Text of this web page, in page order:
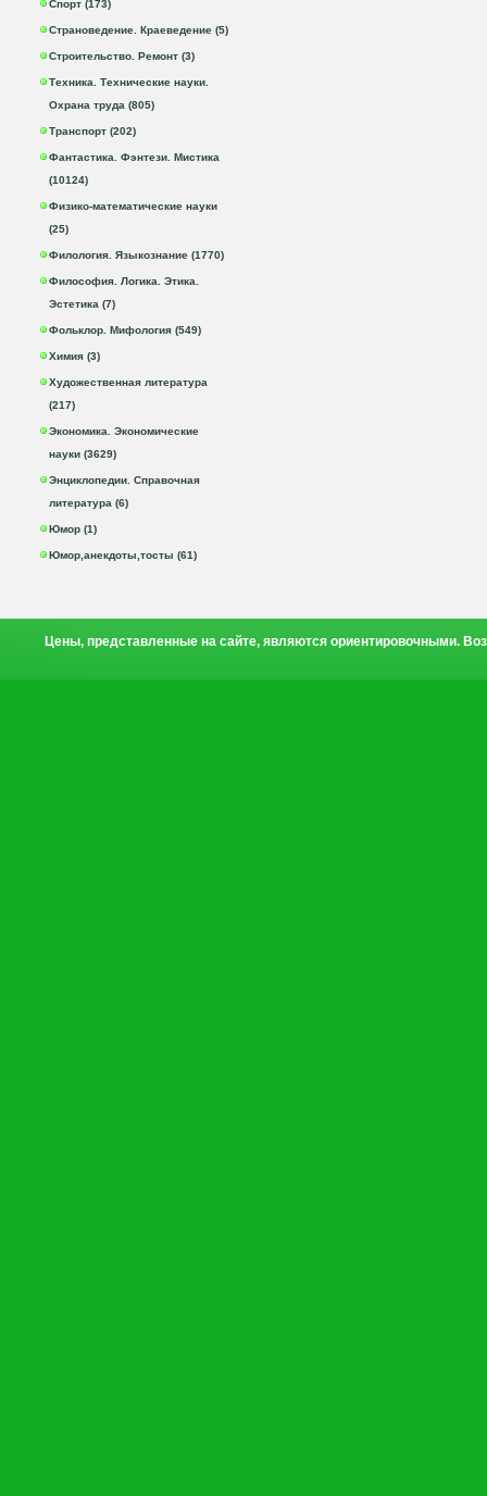
Спорт (173)
Страноведение. Краеведение (5)
Строительство. Ремонт (3)
Техника. Технические науки.
Охрана труда (805)
Транспорт (202)
Фантастика. Фэнтези. Мистика
(10124)
Физико-математические науки
(25)
Филология. Языкознание (1770)
Философия. Логика. Этика.
Эстетика (7)
Фольклор. Мифология (549)
Химия (3)
Художественная литература
(217)
Экономика. Экономические
науки (3629)
Энциклопедии. Справочная
литература (6)
Юмор (1)
Юмор,анекдоты,тосты (61)
Цены, представленные на сайте, являются ориентировочными.